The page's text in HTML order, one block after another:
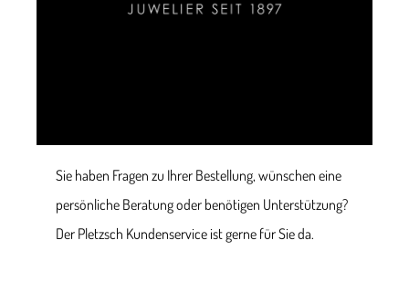
Sie haben Fragen zu Ihrer Bestellung, wünschen eine
persönliche Beratung oder benötigen Unterstützung?
Der Pletzsch Kundenservice ist gerne für Sie da.